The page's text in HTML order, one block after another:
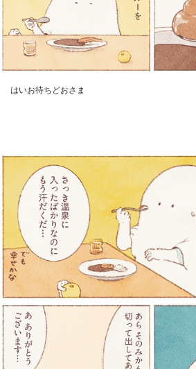
はいお待ちどおさま